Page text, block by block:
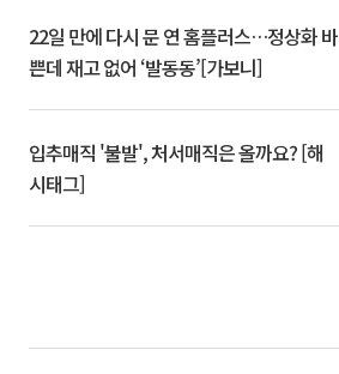
22일 만에 다시 문 연 홈플러스…정상화 바
쁜데 재고 없어 ‘발동동’[가보니]
입추매직 '불발', 처서매직은 올까요? [해
시태그]